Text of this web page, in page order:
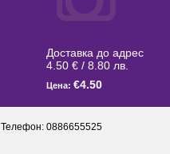
Доставка до адрес
4.50 € / 8.80 лв.
Цена: €4.50
Телефон: 0886655525